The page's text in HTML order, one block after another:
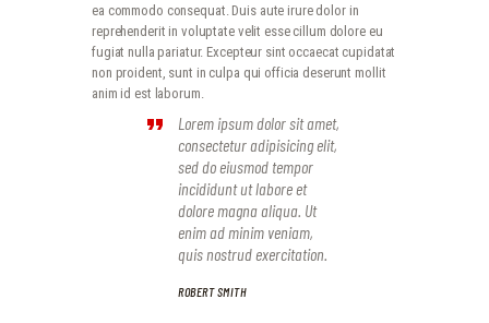
ea commodo consequat. Duis aute irure dolor in
reprehenderit in voluptate velit esse cillum dolore eu
fugiat nulla pariatur. Excepteur sint occaecat cupidatat
non proident, sunt in culpa qui officia deserunt mollit
anim id est laborum.
Lorem ipsum dolor sit amet,
consectetur adipisicing elit,
sed do eiusmod tempor
incididunt ut labore et
dolore magna aliqua. Ut
enim ad minim veniam,
quis nostrud exercitation.
ROBERT SMITH